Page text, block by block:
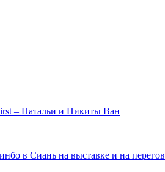
– Натальи и Никиты Ван
в Сиань на выставке и на